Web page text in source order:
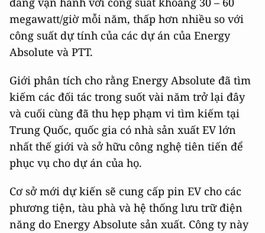
megawatt/giờ mỗi năm, thấp hơn nhiều so với
công suất dự tính của các dự án của Energy
Absolute và PTT.
Giới phân tích cho rằng Energy Absolute đã tìm
kiếm các đối tác trong suốt vài năm trở lại đây
và cuối cùng đã thu hẹp phạm vi tìm kiếm tại
Trung Quốc, quốc gia có nhà sản xuất EV lớn
nhất thế giới và sở hữu công nghệ tiên tiến để
phục vụ cho dự án của họ.
Cơ sở mới dự kiến sẽ cung cấp pin EV cho các
phương tiện, tàu phà và hệ thống lưu trữ điện
năng do Energy Absolute sản xuất. Công ty này